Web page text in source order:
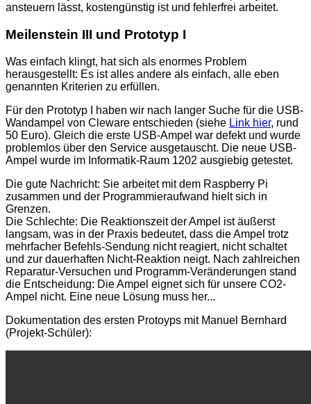
ansteuern lässt, kostengünstig ist und fehlerfrei arbeitet.
Meilenstein III und Prototyp I
Was einfach klingt, hat sich als enormes Problem
herausgestellt: Es ist alles andere als einfach, alle eben
genannten Kriterien zu erfüllen.
Für den Prototyp I haben wir nach langer Suche für die USB-
Wandampel von Cleware entschieden (siehe Link hier, rund
50 Euro). Gleich die erste USB-Ampel war defekt und wurde
problemlos über den Service ausgetauscht. Die neue USB-
Ampel wurde im Informatik-Raum 1202 ausgiebig getestet.
Die gute Nachricht: Sie arbeitet mit dem Raspberry Pi
zusammen und der Programmieraufwand hielt sich in
Grenzen.
Die Schlechte: Die Reaktionszeit der Ampel ist äußerst
langsam, was in der Praxis bedeutet, dass die Ampel trotz
mehrfacher Befehls-Sendung nicht reagiert, nicht schaltet
und zur dauerhaften Nicht-Reaktion neigt. Nach zahlreichen
Reparatur-Versuchen und Programm-Veränderungen stand
die Entscheidung: Die Ampel eignet sich für unsere CO2-
Ampel nicht. Eine neue Lösung muss her...
Dokumentation des ersten Protoyps mit Manuel Bernhard
(Projekt-Schüler):